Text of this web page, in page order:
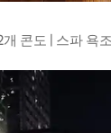
콘도 | 스파 욕